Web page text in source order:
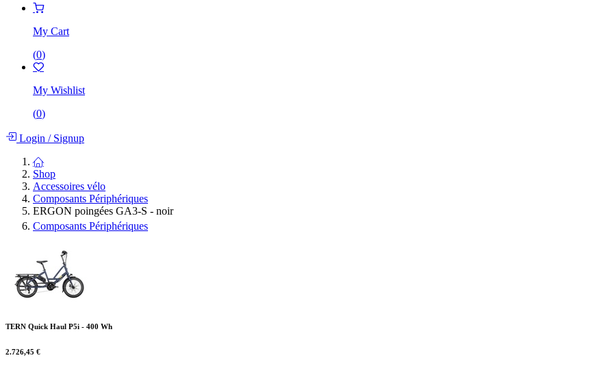
My Cart
(0)
My Wishlist
(0)
Login /Signup
Shop
Accessoires vélo
Composants Périphériques
ERGON poingées GA3-S - noir
Composants Périphériques
TERN Quick Haul P5i - 400 Wh
2.726,45 €